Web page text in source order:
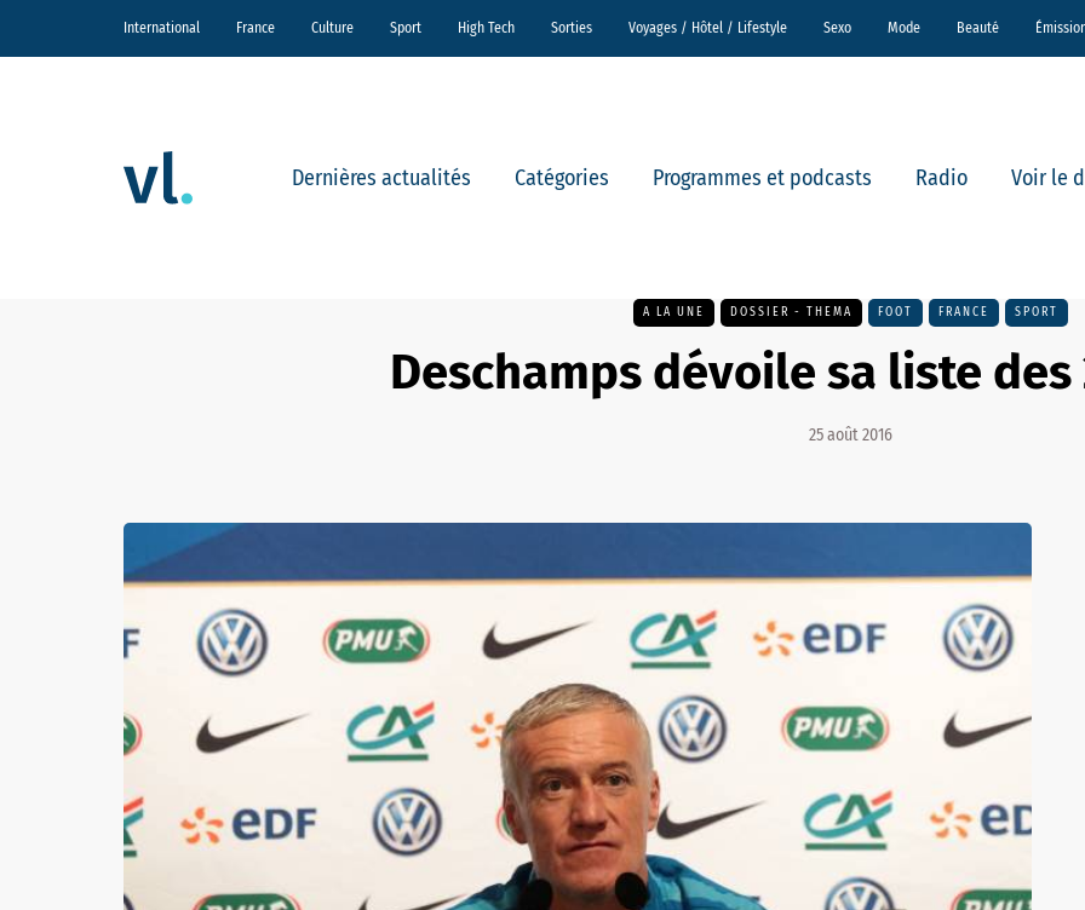
International France Culture Sport High Tech Sorties Voyages / Hôtel / Lifestyle Sexo Mode Beauté
Dernières actualités Catégories Programmes et podcasts Radio Voir le
A LA UNE DOSSIER - THEMA FOOT FRANCE SPORT
Deschamps dévoile sa liste
25 août 2016